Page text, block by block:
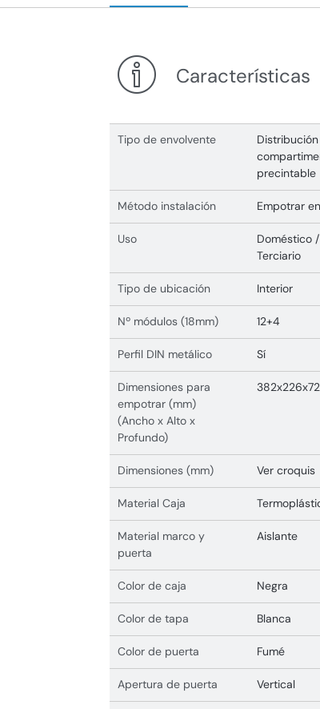
Características
Tipo de envolvente
precintable
Método instalación Empotrar
Uso
Doméstico /
Terciario
Tipo de ubicación Interior
Nº módulos (18mm) 12+4
Perfil DIN metálico Sí
Dimensiones para
empotrar (mm)
(Ancho x Alto x
Profundo)
382x226x72
Dimensiones (mm) Ver croquis
Material Caja
Material marco y
puerta
Aislante
Color de caja Negra
Color de tapa Blanca
Color de puerta Fumé
Apertura de puerta Vertical